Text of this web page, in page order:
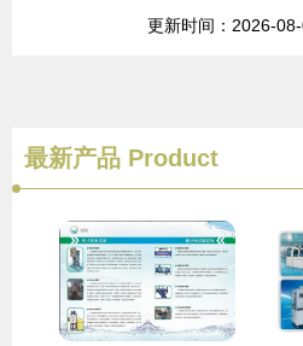
更新时间：2026-
最新产品 Product